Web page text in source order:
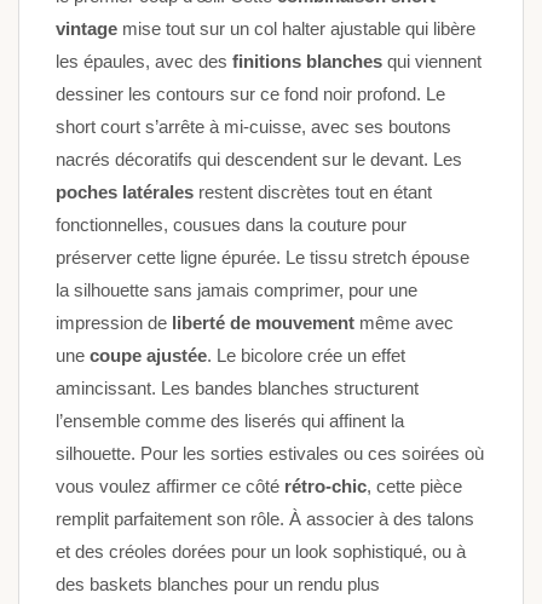
vintage mise tout sur un col halter ajustable qui libère
les épaules, avec des finitions blanches qui viennent
dessiner les contours sur ce fond noir profond. Le
short court s’arrête à mi-cuisse, avec ses boutons
nacrés décoratifs qui descendent sur le devant. Les
poches latérales restent discrètes tout en étant
fonctionnelles, cousues dans la couture pour
préserver cette ligne épurée. Le tissu stretch épouse
la silhouette sans jamais comprimer, pour une
impression de liberté de mouvement même avec
une coupe ajustée. Le bicolore crée un effet
amincissant. Les bandes blanches structurent
l’ensemble comme des liserés qui affinent la
silhouette. Pour les sorties estivales ou ces soirées où
vous voulez affirmer ce côté rétro-chic, cette pièce
remplit parfaitement son rôle. À associer à des talons
et des créoles dorées pour un look sophistiqué, ou à
des baskets blanches pour un rendu plus